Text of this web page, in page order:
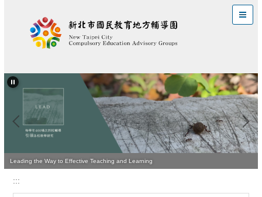
區
Leading the Way to Effective Teaching and Learning
:::